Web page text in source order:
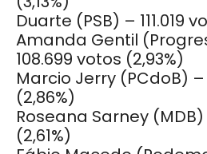
Duarte (PSB) – 111.019
Amanda Gentil
108.699 votos (2,93%)
Marcio Jerry (PCdoB) –
(2,86%)
Roseana Sarney
(2,61%)